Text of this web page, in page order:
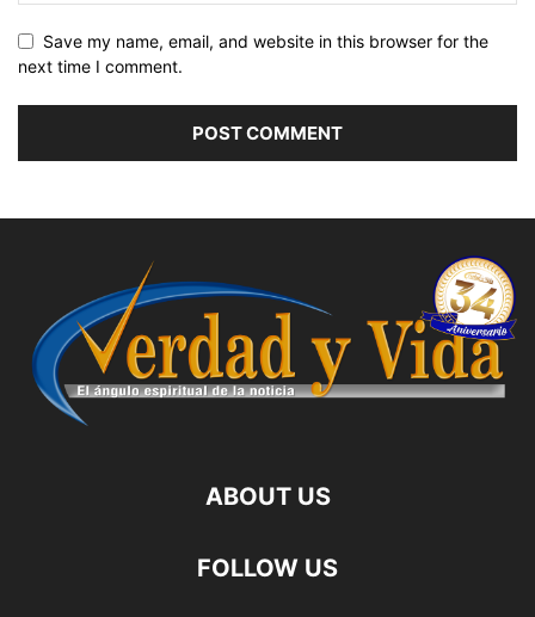
Save my name, email, and website in this browser for the
next time I comment.
ABOUT US
FOLLOW US